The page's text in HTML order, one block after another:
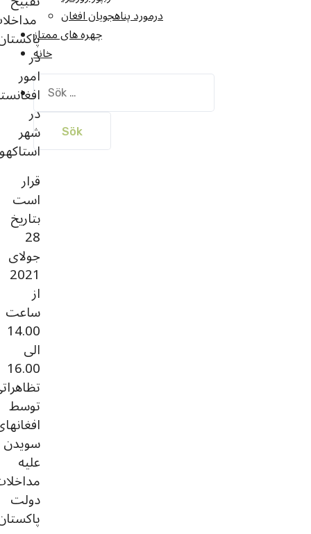
درمورد پناهجويان افغان
چهره های ممتاز
خانه
Sök
efter:
در
امور
در
شهر
قرار
است
بتاریخ
28
جولای
2021
از
ساعت
14.00
الی
16.00
توسط
سویدن
علیه
دولت